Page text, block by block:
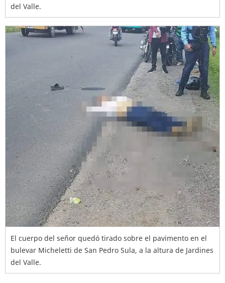
del Valle.
El cuerpo del señor quedó tirado sobre el pavimento en el
bulevar Micheletti de San Pedro Sula, a la altura de Jardines
del Valle.